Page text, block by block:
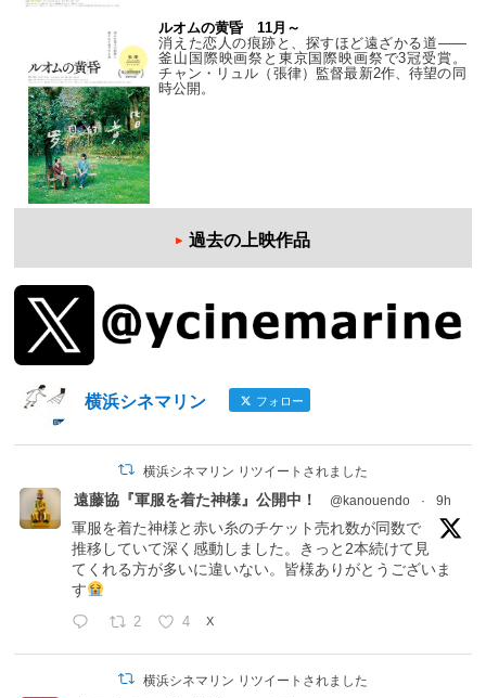
ルオムの黄昏 11月～
消えた恋人の痕跡と、探すほど遠ざかる道——
釜山国際映画祭と東京国際映画祭で3冠受賞。
チャン・リュル（張律）監督最新2作、待望の同
時公開。
過去の上映作品
横浜シネマリン フォロー
横浜シネマリン リツイートされました
遠藤協『軍服を着た神様』公開中！ @kanouendo · 9h
軍服を着た神様と赤い糸のチケット売れ数が同数で
推移していて深く感動しました。きっと2本続けて見
てくれる方が多いに違いない。皆様ありがとうございま
す
2 4 X
横浜シネマリン リツイートされました